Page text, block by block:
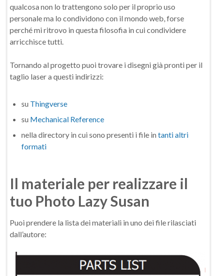
qualcosa non lo trattengono solo per il proprio uso
personale ma lo condividono con il mondo web, forse
perché mi ritrovo in questa filosofia in cui condividere
arricchisce tutti.
Tornando al progetto puoi trovare i disegni già pronti per il
taglio laser a questi indirizzi:
su Thingverse
su Mechanical Reference
nella directory in cui sono presenti i file in tanti altri
formati
Il materiale per realizzare il
tuo Photo Lazy Susan
Puoi prendere la lista dei materiali in uno dei file rilasciati
dall’autore: